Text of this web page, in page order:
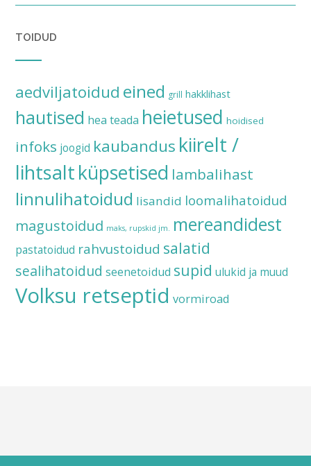
TOIDUD
aedviljatoidud eined grill hakklihast
hautised hea teada heietused hoidised
infoks joogid kaubandus kiirelt /
lihtsaltküpsetised lambalihast
linnulihatoidud lisandid loomalihatoidud
magustoidud maks, rupskid jm. mereandidest
pastatoidud rahvustoidud salatid
sealihatoidud seenetoidud supid ulukid ja muud
Volksu retseptid vormiroad